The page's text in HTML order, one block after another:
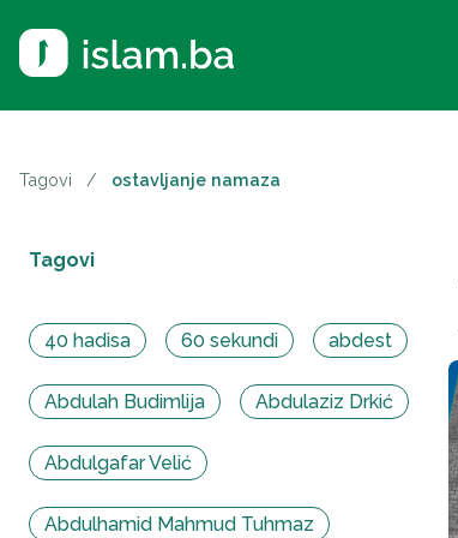
Tagovi / ostavljanje namaza
Tagovi
40 hadisa 60 sekundi abdest
Abdulah Budimlija Abdulaziz Drkić
Abdulgafar Velić
Abdulhamid Mahmud Tuhmaz